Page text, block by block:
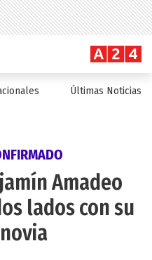
Últimas Noticias
Amadeo
lados con su